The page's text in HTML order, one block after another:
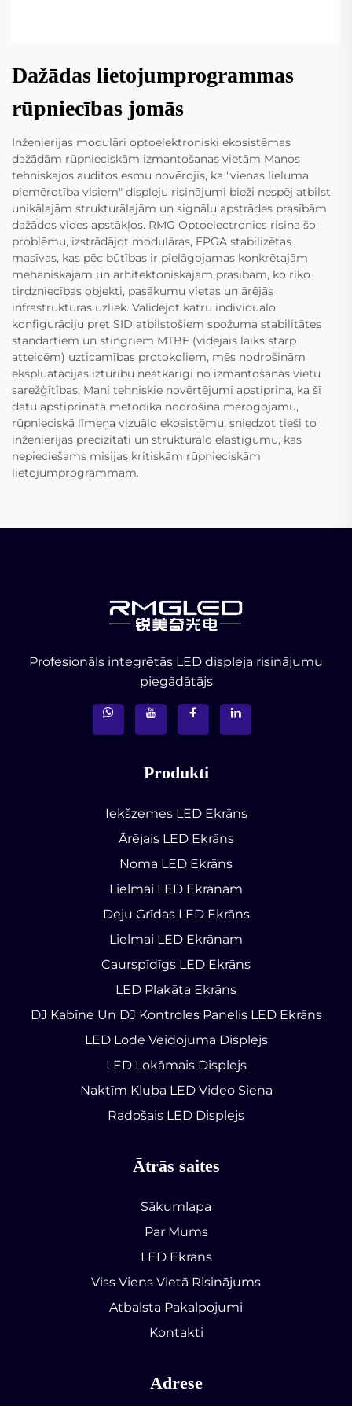
Dažādas lietojumprogrammas
rūpniecības jomās
Inženierijas modulāri optoelektroniski ekosistēmas
dažādām rūpnieciskām izmantošanas vietām Manos
tehniskajos auditos esmu novērojis, ka "vienas lieluma
piemērotība visiem" displeju risinājumi bieži nespēj atbilst
unikālajām strukturālajām un signālu apstrādes prasībām
dažādos vides apstākļos. RMG Optoelectronics risina šo
problēmu, izstrādājot modulāras, FPGA stabilizētas
masīvas, kas pēc būtības ir pielāgojamas konkrētajām
mehāniskajām un arhitektoniskajām prasībām, ko rīko
tirdzniecības objekti, pasākumu vietas un ārējās
infrastruktūras uzliek. Validējot katru individuālo
konfigurāciju pret SID atbilstošiem spožuma stabilitātes
standartiem un stingriem MTBF (vidējais laiks starp
atteicēm) uzticamības protokoliem, mēs nodrošinām
ekspluatācijas izturību neatkarīgi no izmantošanas vietu
sarežģītības. Mani tehniskie novērtējumi apstiprina, ka šī
datu apstiprinātā metodika nodrošina mērogojamu,
rūpnieciskā līmeņa vizuālo ekosistēmu, sniedzot tieši to
inženierijas precizitāti un strukturālo elastīgumu, kas
nepieciešams misijas kritiskām rūpnieciskām
lietojumprogrammām.
Profesionāls integrētās LED displeja risinājumu
piegādātājs
Produkti
Iekšzemes LED Ekrāns
Ārējais LED Ekrāns
Noma LED Ekrāns
Lielmai LED Ekrānam
Deju Grīdas LED Ekrāns
Lielmai LED Ekrānam
Caurspīdīgs LED Ekrāns
LED Plakāta Ekrāns
DJ Kabīne Un DJ Kontroles Panelis LED Ekrāns
LED Lode Veidojuma Displejs
LED Lokāmais Displejs
Naktīm Kluba LED Video Siena
Radošais LED Displejs
Ātrās saites
Sākumlapa
Par Mums
LED Ekrāns
Viss Viens Vietā Risinājums
Atbalsta Pakalpojumi
Kontakti
Adrese